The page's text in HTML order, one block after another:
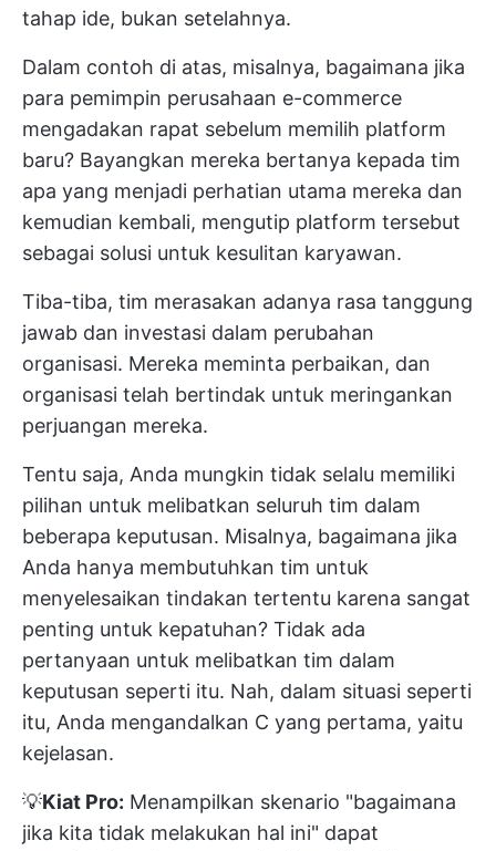
tahap ide, bukan setelahnya.
Dalam contoh di atas, misalnya, bagaimana jika
para pemimpin perusahaan e-commerce
mengadakan rapat sebelum memilih platform
baru? Bayangkan mereka bertanya kepada tim
apa yang menjadi perhatian utama mereka dan
kemudian kembali, mengutip platform tersebut
sebagai solusi untuk kesulitan karyawan.
Tiba-tiba, tim merasakan adanya rasa tanggung
jawab dan investasi dalam perubahan
organisasi. Mereka meminta perbaikan, dan
organisasi telah bertindak untuk meringankan
perjuangan mereka.
Tentu saja, Anda mungkin tidak selalu memiliki
pilihan untuk melibatkan seluruh tim dalam
beberapa keputusan. Misalnya, bagaimana jika
Anda hanya membutuhkan tim untuk
menyelesaikan tindakan tertentu karena sangat
penting untuk kepatuhan? Tidak ada
pertanyaan untuk melibatkan tim dalam
keputusan seperti itu. Nah, dalam situasi seperti
itu, Anda mengandalkan C yang pertama, yaitu
kejelasan.
💡Kiat Pro: Menampilkan skenario "bagaimana
jika kita tidak melakukan hal ini" dapat